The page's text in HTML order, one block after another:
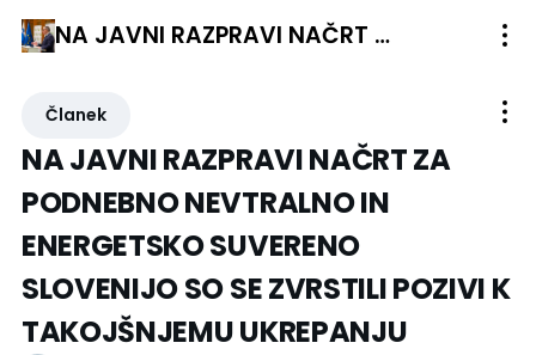
NA JAVNI RAZPRAVI NAČRT ZA PODNEBNO NEVTRALNO IN ENERGETSKO SUVERENO SLOVENIJO SO SE ZVRSTILI POZIVI K TAKOJŠNJEMU UKREPANJU
Članek
NA JAVNI RAZPRAVI NAČRT ZA
PODNEBNO NEVTRALNO IN
ENERGETSKO SUVERENO
SLOVENIJO SO SE ZVRSTILI POZIVI K
TAKOJŠNJEMU UKREPANJU